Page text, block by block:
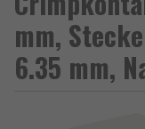
mm,
6.35 mm,